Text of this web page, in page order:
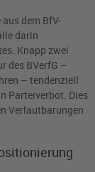
dem BfV-
darin
Knapp zwei
des BVerfG –
– tendenziell
Parteiverbot. Dies
Verlautbarungen